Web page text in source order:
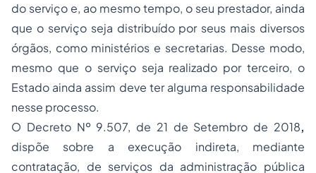
do serviço e, ao mesmo tempo, o seu prestador, ainda
que o serviço seja distribuído por seus mais diversos
órgãos, como ministérios e secretarias. Desse modo,
mesmo que o serviço seja realizado por terceiro, o
Estado ainda assim deve ter alguma responsabilidade
nesse processo.
O Decreto Nº 9.507, de 21 de Setembro de 2018,
dispõe sobre a execução indireta, mediante
contratação, de serviços da administração pública